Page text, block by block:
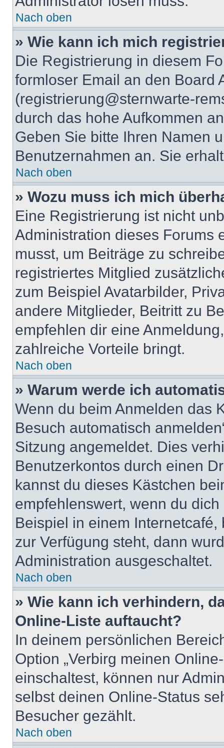
Nach oben
» Wie kann ich mich
Die Registrierung in diesem
formloser Email an den Board
(registrierung@sternwarte-
durch das hohe Aufkommen
Geben Sie bitte Ihren Namen
Benutzernahmen an. Sie
Nach oben
» Wozu muss ich mich
Eine Registrierung ist nicht
Administration dieses Forums
musst, um Beiträge zu
registriertes Mitglied
zum Beispiel Avatarbilder,
andere Mitglieder, Beitritt zu
empfehlen dir eine
zahlreiche Vorteile bringt.
Nach oben
» Warum werde ich
Wenn du beim Anmelden das
Besuch automatisch
Sitzung angemeldet. Dies
Benutzerkontos durch einen
kannst du dieses Kästchen
empfehlenswert, wenn du
Beispiel in einem
zur Verfügung steht, dann
Administration ausgeschaltet.
Nach oben
» Wie kann ich verhindern,
Online-Liste auftaucht?
In deinem persönlichen
Option „Verbirg meinen
einschaltest, können nur
selbst deinen Online-Status
Besucher gezählt.
Nach oben